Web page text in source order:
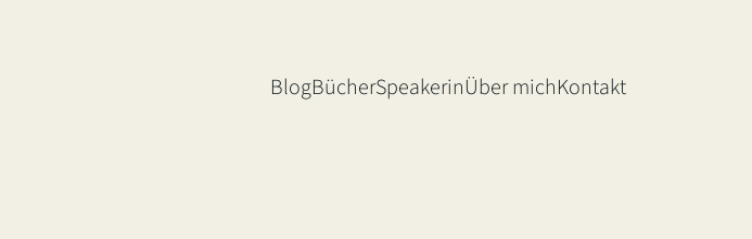
BlogBücherSpeakerinÜber michKontakt